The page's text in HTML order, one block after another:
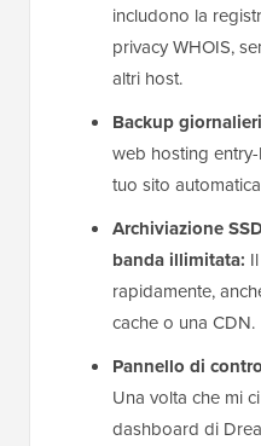
includono la
privacy WHOIS,
altri host.
Backup
web hosting
tuo sito
Archiviazione
banda illimitata:
rapidamente,
cache o una CDN.
Pannello di
Una volta che mi
dashboard di